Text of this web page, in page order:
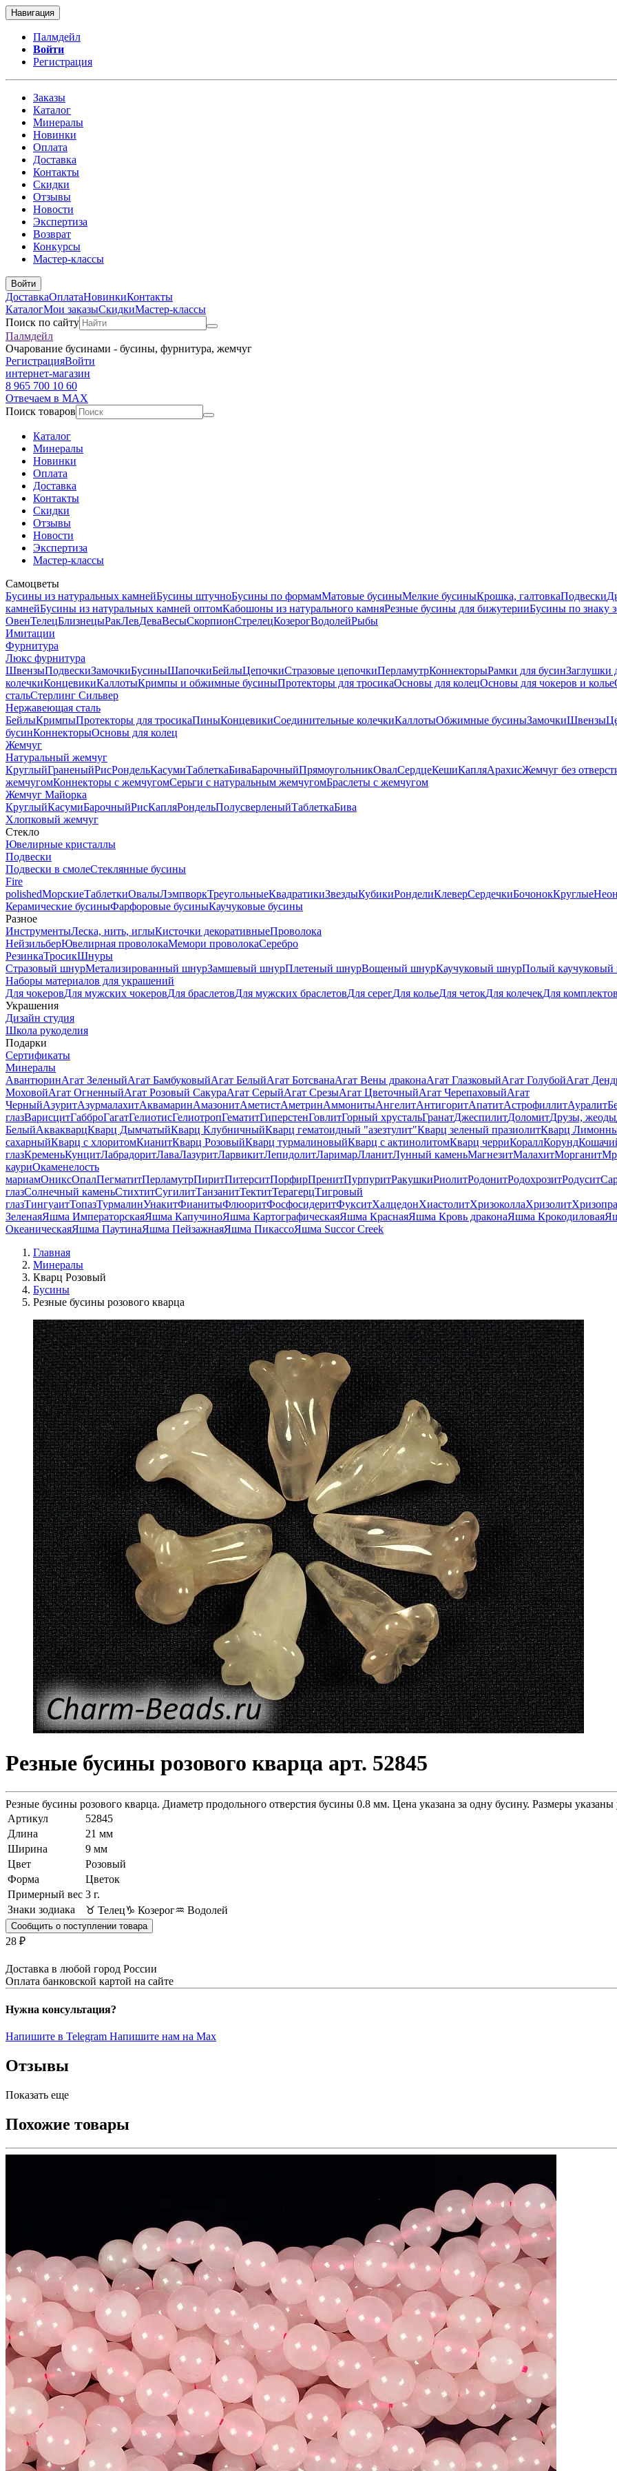
Навигация
Палмдейл
Войти
Регистрация
Заказы
Каталог
Минералы
Новинки
Оплата
Доставка
Контакты
Скидки
Отзывы
Новости
Экспертиза
Возврат
Конкурсы
Мастер-классы
Войти
ДоставкаОплатаНовинкиКонтакты
КаталогМои заказыСкидкиМастер-классы
Поиск по сайту
Палмдейл
Очарование бусинами - бусины, фурнитура, жемчуг
РегистрацияВойти
интернет-магазин
8 965 700 10 60
Отвечаем в MAX
Поиск товаров
Каталог
Минералы
Новинки
Оплата
Доставка
Контакты
Скидки
Отзывы
Новости
Экспертиза
Мастер-классы
Самоцветы
Бусины из натуральных камнейБусины штучноБусины по формамМатовые бусиныМелкие бусиныКрошка, галтовкаПодвески
камнейБусины из натуральных камней оптомКабошоны из натурального камняРезные бусины для бижутерииБусины по знаку
ОвенТелецБлизнецыРакЛевДеваВесыСкорпионСтрелецКозерогВодолейРыбы
Имитации
Фурнитура
Люкс фурнитура
ШвензыПодвескиЗамочкиБусиныШапочкиБейлыЦепочкиСтразовые цепочкиПерламутрКоннекторыРамки для бусинЗаглушки
колечкиКонцевикиКаллотыКримпы и обжимные бусиныПротекторы для тросикаОсновы для колецОсновы для чокеров и колье
стальСтерлинг Сильвер
Нержавеющая сталь
БейлыКримпыПротекторы для тросикаПиныКонцевикиСоединительные колечкиКаллотыОбжимные бусиныЗамочкиШвензы
бусинКоннекторыОсновы для колец
Жемчуг
Натуральный жемчуг
КруглыйГраненыйРисРондельКасумиТаблеткаБиваБарочныйПрямоугольникОвалСердцеКешиКапляАрахисЖемчуг без
жемчугомКоннекторы с жемчугомСерьги с натуральным жемчугомБраслеты с жемчугом
Жемчуг Майорка
КруглыйКасумиБарочныйРисКапляРондельПолусверленыйТаблеткаБива
Хлопковый жемчуг
Стекло
Ювелирные кристаллы
Подвески
Подвески в смолеСтеклянные бусины
Fire
polishedМорскиеТаблеткиОвалыЛэмпворкТреугольныеКвадратикиЗвездыКубикиРонделиКлеверСердечкиБочонокКруглые
Керамические бусиныФарфоровые бусиныКаучуковые бусины
Разное
ИнструментыЛеска, нить, иглыКисточки декоративныеПроволока
НейзильберЮвелирная проволокаМемори проволокаСеребро
РезинкаТросикШнуры
Стразовый шнурМетализированный шнурЗамшевый шнурПлетеный шнурВощеный шнурКаучуковый шнурПолый
Наборы материалов для украшений
Для чокеровДля мужских чокеровДля браслетовДля мужских браслетовДля серегДля кольеДля четокДля колечекДля
Украшения
Дизайн студия
Школа рукоделия
Подарки
Сертификаты
Минералы
АвантюринАгат ЗеленыйАгат БамбуковыйАгат БелыйАгат БотсванаАгат Вены драконаАгат ГлазковыйАгат ГолубойАгат
МоховойАгат ОгненныйАгат Розовый СакураАгат СерыйАгат СрезыАгат ЦветочныйАгат ЧерепаховыйАгат
ЧерныйАзуритАзурмалахитАквамаринАмазонитАметистАметринАммонитыАнгелитАнтигоритАпатитАстрофиллитАуралит
глазВарисцитГабброГагатГелиотисГелиотропГематитГиперстенГовлитГорный хрустальГранатДжеспилитДоломитДрузы, жеоды
БелыйАквакварцКварц ДымчатыйКварц КлубничныйКварц гематоидный "азезтулит"Кварц зеленый празиолитКварц
сахарныйКварц с хлоритомКианитКварц РозовыйКварц турмалиновыйКварц с актинолитомКварц черриКораллКорунд
глазКременьКунцитЛабрадоритЛаваЛазуритЛарвикитЛепидолитЛаримарЛланитЛунный каменьМагнезитМалахитМорганит
кауриОкаменелость
мариамОниксОпалПегматитПерламутрПиритПитерситПорфирПренитПурпуритРакушкиРиолитРодонитРодохрозитРодусит
глазСолнечный каменьСтихтитСугилитТанзанитТектитТерагерцТигровый
глазТингуаитТопазТурмалинУнакитФианитыФлюоритФосфосидеритФукситХалцедонХиастолитХризоколлаХризолит
ЗеленаяЯшма ИмператорскаяЯшма КапучиноЯшма КартографическаяЯшма КраснаяЯшма Кровь драконаЯшма Крокодиловая
ОкеаническаяЯшма ПаутинаЯшма ПейзажнаяЯшма ПикассоЯшма Succor Creek
Главная
Минералы
Кварц Розовый
Бусины
Резные бусины розового кварца
Резные бусины розового кварца арт. 52845
Резные бусины розового кварца. Диаметр продольного отверстия бусины 0.8 мм. Цена указана за одну бусину. Размеры
Артикул
52845
Длина
21 мм
Ширина
9 мм
Цвет
Розовый
Форма
Цветок
Примерный вес 3 г.
Знаки зодиака
♉ Телец♑ Козерог♒ Водолей
Сообщить о поступлении товара
28 ₽
Доставка в любой город России
Оплата банковской картой на сайте
Нужна консультация?
Напишите в Telegram Напишите нам на Max
Отзывы
Показать еще
Похожие товары